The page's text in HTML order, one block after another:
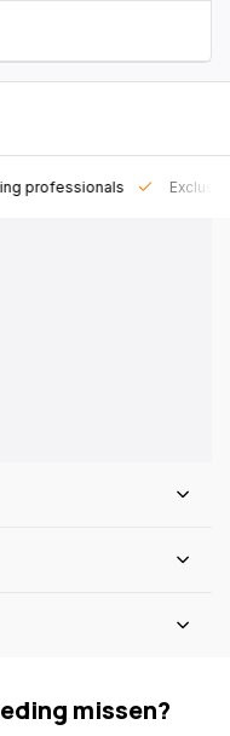
professionals
missen?